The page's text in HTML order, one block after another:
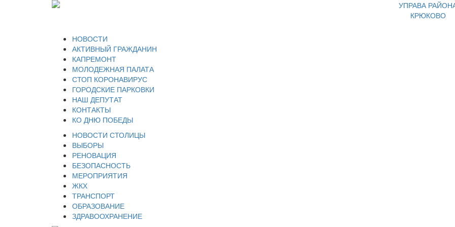
УПРАВА
КРЮКОВО
НОВОСТИ
АКТИВНЫЙ ГРАЖДАНИН
КАПРЕМОНТ
МОЛОДЕЖНАЯ ПАЛАТА
СТОП КОРОНАВИРУС
ГОРОДСКИЕ ПАРКОВКИ
НАШ ДЕПУТАТ
КОНТАКТЫ
КО ДНЮ ПОБЕДЫ
НОВОСТИ СТОЛИЦЫ
ВЫБОРЫ
РЕНОВАЦИЯ
БЕЗОПАСНОСТЬ
МЕРОПРИЯТИЯ
ЖКХ
ТРАНСПОРТ
ОБРАЗОВАНИЕ
ЗДРАВООХРАНЕНИЕ